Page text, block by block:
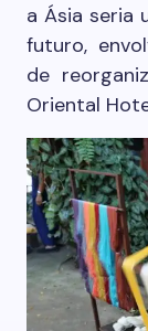
a Ásia seria
futuro,
de
Oriental